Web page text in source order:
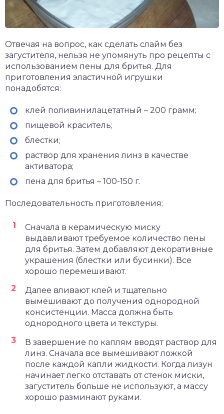
Отвечая на вопрос, как сделать слайм без
загустителя, нельзя не упомянуть про рецепты с
использованием пены для бритья. Для
приготовления эластичной игрушки
понадобятся:
клей поливинилацетатный – 200 грамм;
пищевой краситель;
блестки;
раствор для хранения линз в качестве
активатора;
пена для бритья – 100-150 г.
Последовательность приготовления:
Сначала в керамическую миску
выдавливают требуемое количество пены
для бритья. Затем добавляют декоративные
украшения (блестки или бусинки). Все
хорошо перемешивают.
Далее вливают клей и тщательно
вымешивают до получения однородной
консистенции. Масса должна быть
однородного цвета и текстуры.
В завершение по каплям вводят раствор для
линз. Сначала все вымешивают ложкой
после каждой капли жидкости. Когда лизун
начинает легко отставать от стенок миски,
загуститель больше не используют, а массу
хорошо разминают руками.